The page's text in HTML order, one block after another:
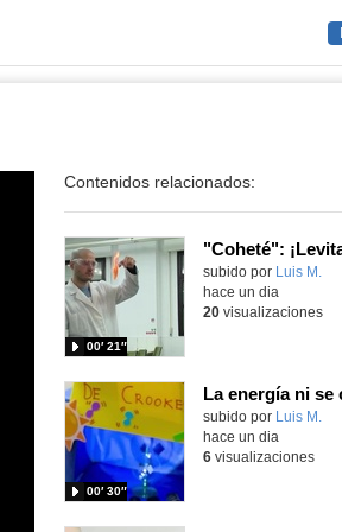
Contenidos relacionados:
Contenido educativo.
subido por Luis M.
00′ 21″
hace un dia
20visualizaciones
Contenido educativo.
subido por Luis M.
00′ 30″
hace un dia
6visualizaciones